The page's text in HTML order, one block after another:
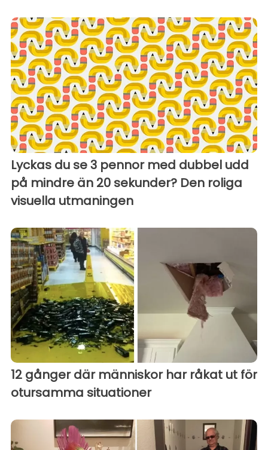
Lyckas du se 3 pennor med dubbel udd
på mindre än 20 sekunder? Den roliga
visuella utmaningen
12 gånger där människor har råkat ut för
otursamma situationer